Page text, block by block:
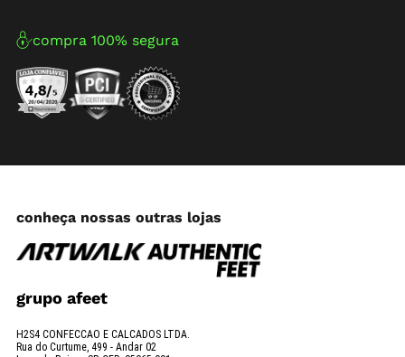
compra 100% segura
conheça nossas outras lojas
grupo afeet
H2S4 CONFECCAO E CALCADOS LTDA.
Rua do Curtume, 499 - Andar 02